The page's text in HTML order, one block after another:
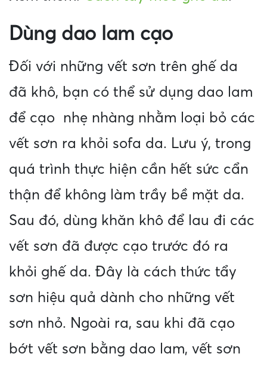
Dùng dao lam cạo
Đối với những vết sơn trên ghế da
đã khô, bạn có thể sử dụng dao lam
để cạo nhẹ nhàng nhằm loại bỏ các
vết sơn ra khỏi sofa da. Lưu ý, trong
quá trình thực hiện cần hết sức cẩn
thận để không làm trầy bề mặt da.
Sau đó, dùng khăn khô để lau đi các
vết sơn đã được cạo trước đó ra
khỏi ghế da. Đây là cách thức tẩy
sơn hiệu quả dành cho những vết
sơn nhỏ. Ngoài ra, sau khi đã cạo
bớt vết sơn bằng dao lam, vết sơn